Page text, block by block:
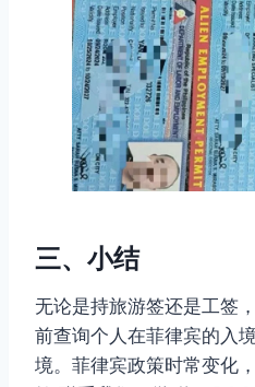
三、小结
无论是持旅游签还是工签
前查询个人在菲律宾的入
境。菲律宾政策时常变化